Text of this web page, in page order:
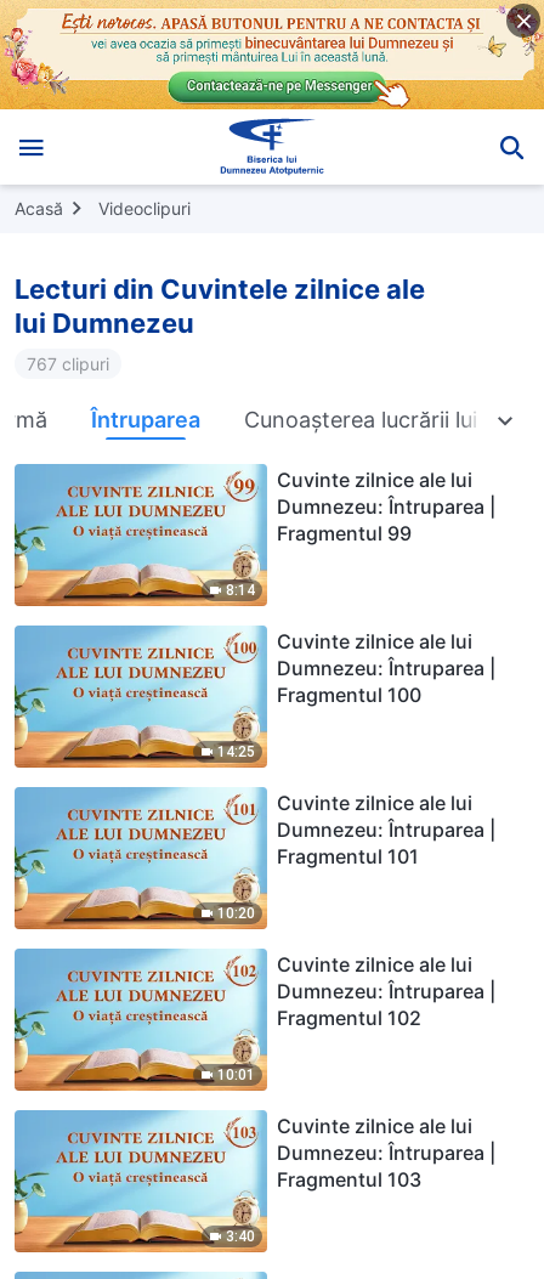
Acasă Videoclipuri
Lecturi din Cuvintele zilnice ale
lui Dumnezeu
767 clipuri
Întruparea Cunoașterea lucrării lui
8:14
Cuvinte zilnice ale lui
Dumnezeu: Întruparea |
Fragmentul 99
14:25
Cuvinte zilnice ale lui
Dumnezeu: Întruparea |
Fragmentul 100
10:20
Cuvinte zilnice ale lui
Dumnezeu: Întruparea |
Fragmentul 101
10:01
Cuvinte zilnice ale lui
Dumnezeu: Întruparea |
Fragmentul 102
3:40
Cuvinte zilnice ale lui
Dumnezeu: Întruparea |
Fragmentul 103